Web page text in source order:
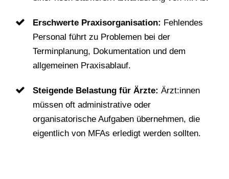
Erschwerte Praxisorganisation: Fehlendes
Personal führt zu Problemen bei der
Terminplanung, Dokumentation und dem
allgemeinen Praxisablauf.
Steigende Belastung für Ärzte: Ärzt:innen
müssen oft administrative oder
organisatorische Aufgaben übernehmen, die
eigentlich von MFAs erledigt werden sollten.